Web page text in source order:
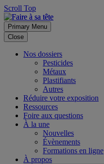
Scroll Top
Primary Menu
Close
Nos dossiers
Pesticides
Métaux
Plastifiants
Autres
Réduire votre exposition
Ressources
Foire aux questions
À la une
Nouvelles
Évènements
Formations en ligne
À propos